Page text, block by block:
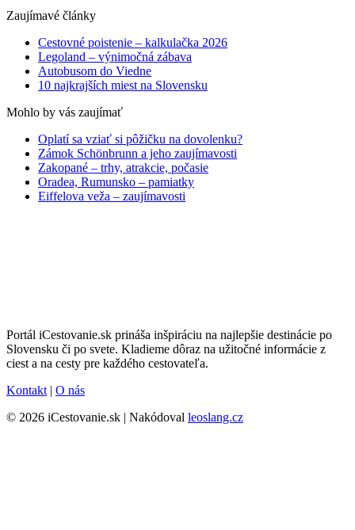
Zaujímavé články
Cestovné poistenie – kalkulačka 2026
Legoland – výnimočná zábava
Autobusom do Viedne
10 najkrajších miest na Slovensku
Mohlo by vás zaujímať
Oplatí sa vziať si pôžičku na dovolenku?
Zámok Schönbrunn a jeho zaujímavosti
Zakopané – trhy, atrakcie, počasie
Oradea, Rumunsko – pamiatky
Eiffelova veža – zaujímavosti
Portál iCestovanie.sk prináša inšpiráciu na najlepšie destinácie po
Slovensku či po svete. Kladieme dôraz na užitočné informácie z
ciest a na cesty pre každého cestovateľa.
Kontakt| O nás
© 2026 iCestovanie.sk | Nakódoval leoslang.cz